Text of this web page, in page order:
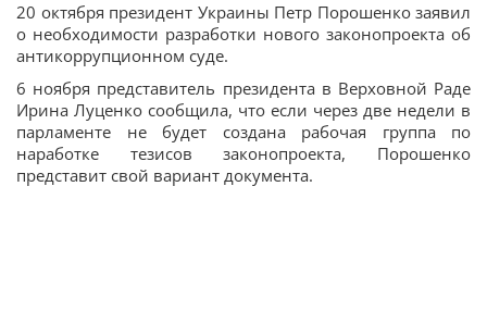
20 октября президент Украины Петр Порошенко заявил
о необходимости разработки нового законопроекта об
антикоррупционном суде.
6 ноября представитель президента в Верховной Раде
Ирина Луценко сообщила, что если через две недели в
парламенте не будет создана рабочая группа по
наработке тезисов законопроекта, Порошенко
представит свой вариант документа.